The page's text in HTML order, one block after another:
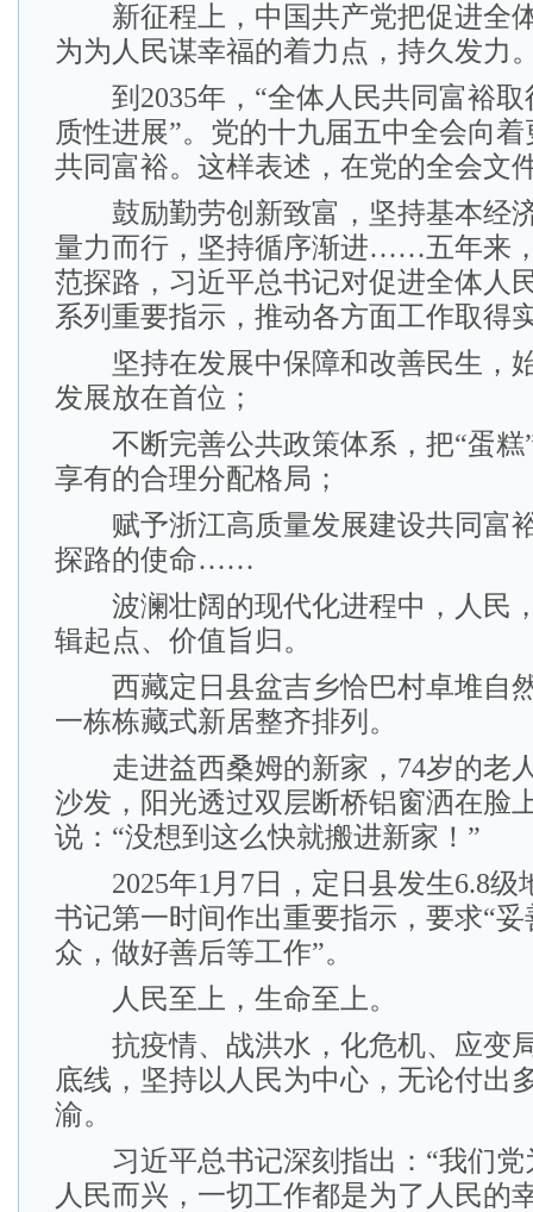
新征程上，中国共产党把促进全
为为人民谋幸福的着力点，持久发力
到2035年，“全体人民共同富裕取
质性进展”。党的十九届五中全会向
共同富裕。这样表述，在党的全会文
鼓励勤劳创新致富，坚持基本经
量力而行，坚持循序渐进……五年来
范探路，习近平总书记对促进全体人
系列重要指示，推动各方面工作取得
坚持在发展中保障和改善民生，
发展放在首位；
不断完善公共政策体系，把“蛋糕
享有的合理分配格局；
赋予浙江高质量发展建设共同富
探路的使命……
波澜壮阔的现代化进程中，人民
辑起点、价值旨归。
西藏定日县盆吉乡恰巴村卓堆自
一栋栋藏式新居整齐排列。
走进益西桑姆的新家，74岁的老
沙发，阳光透过双层断桥铝窗洒在脸
说：“没想到这么快就搬进新家！”
2025年1月7日，定日县发生6.8级
书记第一时间作出重要指示，要求“
众，做好善后等工作”。
人民至上，生命至上。
抗疫情、战洪水，化危机、应变
底线，坚持以人民为中心，无论付出
渝。
习近平总书记深刻指出：“我们党
人民而兴，一切工作都是为了人民的